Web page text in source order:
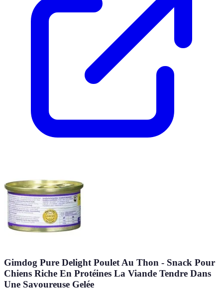
Gimdog Pure Delight Poulet Au Thon - Snack Pour
Chiens Riche En Protéines La Viande Tendre Dans
Une Savoureuse Gelée